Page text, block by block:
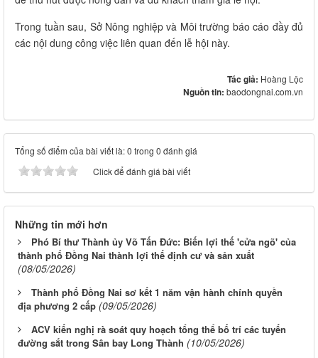
Trong tuần sau, Sở Nông nghiệp và Môi trường báo cáo đầy đủ
các nội dung công việc liên quan đến lễ hội này.
Tác giả: Hoàng Lộc
Nguồn tin: baodongnai.com.vn
Tổng số điểm của bài viết là: 0 trong 0 đánh giá
Click để đánh giá bài viết
Những tin mới hơn
Phó Bí thư Thành ủy Võ Tấn Đức: Biến lợi thế 'cửa ngõ' của
thành phố Đồng Nai thành lợi thế định cư và sản xuất
(08/05/2026)
Thành phố Đồng Nai sơ kết 1 năm vận hành chính quyền
địa phương 2 cấp (09/05/2026)
ACV kiến nghị rà soát quy hoạch tổng thể bố trí các tuyến
đường sắt trong Sân bay Long Thành (10/05/2026)